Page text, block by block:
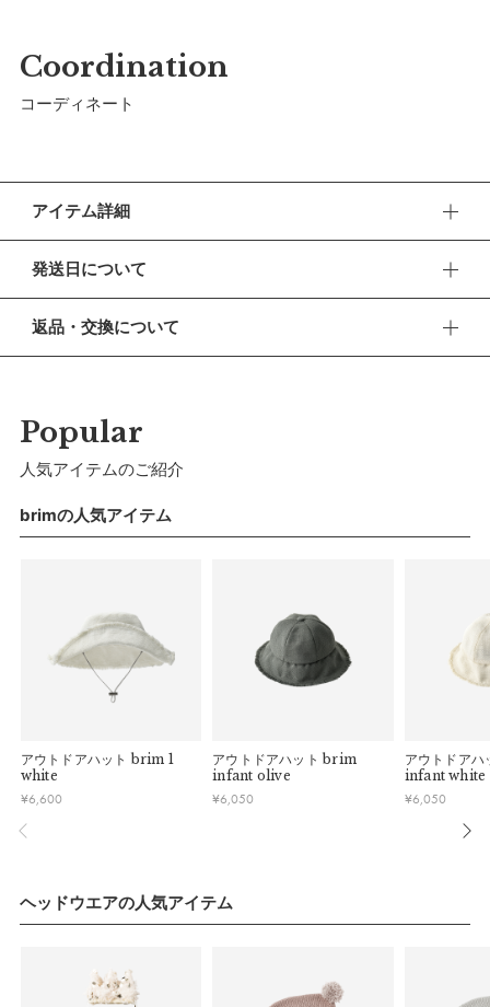
Coordination
コーディネート
アイテム詳細
た新生児向けの涼やかなハットです。
【デザイン】
にそっとに寄り添います。
【シーン】
ベビーカーで横になることが多い月齢なので、寝転んだ姿勢で
も心地良く過ごせるようなツバの広さに。柔らかくこしのある
【素材】
通気性のよいバスケット生地にUV・撥水加工を施しました。
丸洗いも可能でお手入れも簡単です。
ベビーをやさしく包み込む淡いグレージュカラー。日差しから
赤ちゃんを守るような柔らかい色味です。
サイズ
発送日について
休業期間 2026年8月13日(木) 〜 16日(日)
おります。
【お問い合わせ・発送の再開について】
休業中にいただいたお問い合わせやご注文につきましては、翌
営業日より順次対応させていただきます。
※ 夏季休業のご案内
■ 出荷について
午前9時までのご注文は、【営業日から当日】の発送となりま
■ ご注意
・土日祝日および当社長期休業日（年末年始・ゴールデンウィ
・ご注文内容に確認すべき内容がある場合については発送日が
遅れる可能性があるため、あらかじめご了承ください。
返品・交換について
ずご連絡ください。
■ お客様都合による返品・交換
ります。
■ ご注意
・初期不良、商品間違いなどによる返品の場合でも、長期経過
している場合お断りさせていただきます。
きかねますのでご了承お願いします。
・ご不明点などございましたらお気軽にお問い合わせくださ
Popular
人気アイテムのご紹介
brimの人気アイテム
アウトドアハット brim 1
white
¥6,600
アウトドアハット brim
infant olive
¥6,050
アウトドアハ
infant white
¥6,050
ヘッドウエアの人気アイテム